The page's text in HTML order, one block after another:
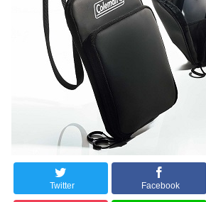
Twitter Facebook